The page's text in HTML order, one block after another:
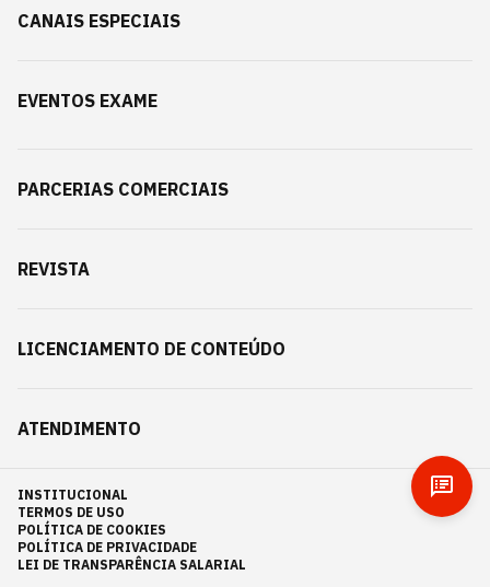
CANAIS ESPECIAIS
EVENTOS EXAME
PARCERIAS COMERCIAIS
REVISTA
LICENCIAMENTO DE CONTEÚDO
ATENDIMENTO
INSTITUCIONAL
TERMOS DE USO
POLÍTICA DE COOKIES
POLÍTICA DE PRIVACIDADE
LEI DE TRANSPARÊNCIA SALARIAL